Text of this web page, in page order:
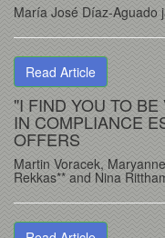
María José Díaz-Aguado
Read Article
"I FIND YOU TO
IN COMPLIANCE
OFFERS
Martin Voracek,
Rekkas** and Nina